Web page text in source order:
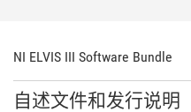
NI ELVIS III Software Bundle
自述文件和发行说明